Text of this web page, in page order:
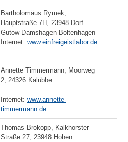
Bartholomäus Rymek,
Hauptstraße 7H, 23948 Dorf
Gutow-Damshagen Boltenhagen
Internet: www.einfreigeistlabor.de
Annette Timmermann, Moorweg
2, 24326 Kalübbe
Internet: www.annette-
timmermann.de
Thomas Brokopp, Kalkhorster
Straße 27, 23948 Hohen